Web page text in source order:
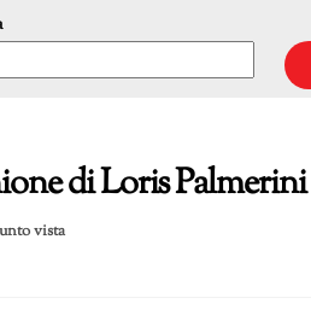
di Loris Palmerini
vista